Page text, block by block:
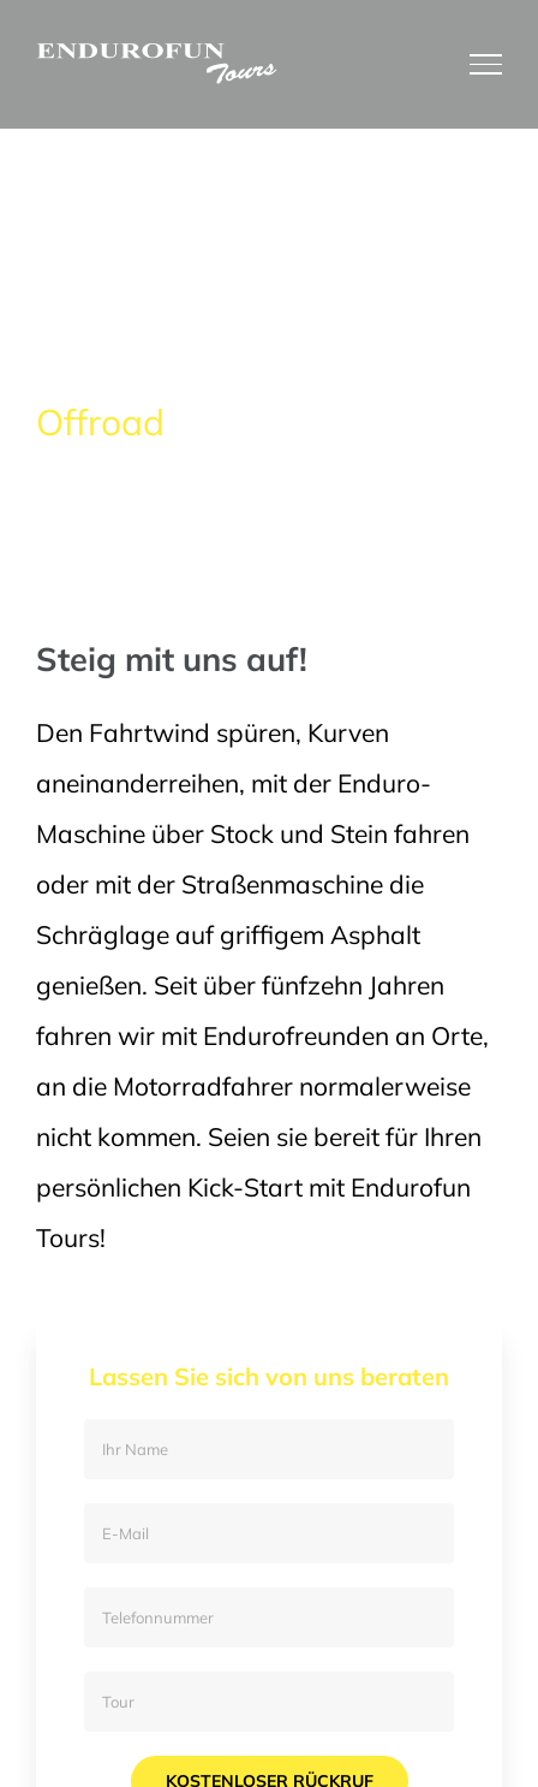
Inhalt
Offroad
Steig mit uns auf!
Den Fahrtwind spüren, Kurven
aneinanderreihen, mit der Enduro-
Maschine über Stock und Stein fahren
oder mit der Straßenmaschine die
Schräglage auf griffigem Asphalt
genießen. Seit über fünfzehn Jahren
fahren wir mit Endurofreunden an Orte,
an die Motorradfahrer normalerweise
nicht kommen. Seien sie bereit für Ihren
persönlichen Kick-Start mit Endurofun
Tours!
Lassen Sie sich von uns beraten